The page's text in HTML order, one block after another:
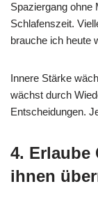
Spaziergang ohne
Schlafenszeit.
brauche ich heute
Innere Stärke
wächst durch
Entscheidungen.
4. Erlaube
ihnen